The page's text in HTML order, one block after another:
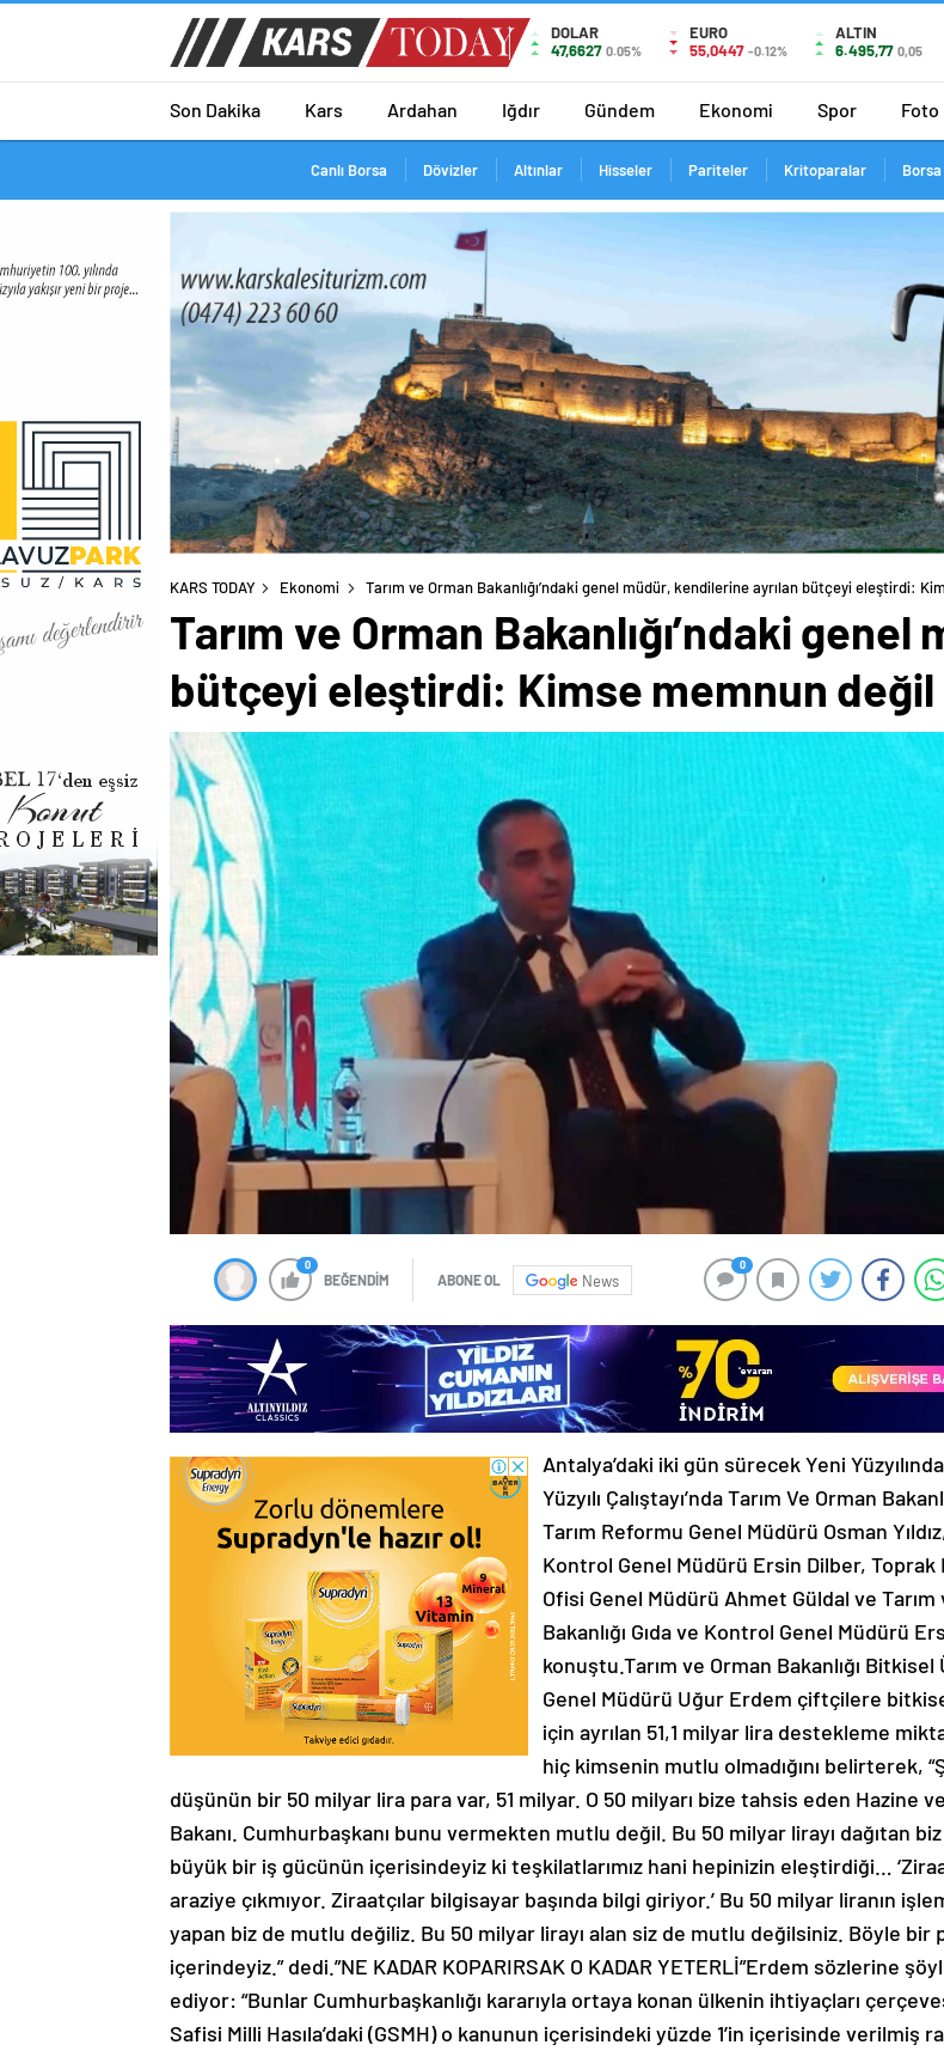
DOLAR
47,6627 0.05%
EURO
55,0447 -0.12%
ALTIN
6.495,77 0,05
Son Dakika Kars Ardahan Iğdır Gündem Ekonomi Spor Foto
Canlı Borsa Dövizler Altınlar Hisseler Pariteler Kritoparalar Borsa
KARS TODAY Ekonomi Tarım ve Orman Bakanlığı’ndaki genel müdür, kendilerine ayrılan bütçeyi eleştirdi:
Tarım ve Orman Bakanlığı’ndaki
bütçeyi eleştirdi: Kimse memnun değil
0
BEĞENDİM ABONE OL News
0
Antalya’daki iki gün sürecek Yeni
Yüzyılı Çalıştayı’nda Tarım Ve Orman
Tarım Reformu Genel Müdürü Osman
Kontrol Genel Müdürü Ersin Dilber, Toprak
Ofisi Genel Müdürü Ahmet Güldal ve Tarım
Bakanlığı Gıda ve Kontrol Genel Müdürü
konuştu.Tarım ve Orman Bakanlığı
Genel Müdürü Uğur Erdem çiftçilere
için ayrılan 51,1 milyar lira destekleme
hiç kimsenin mutlu olmadığını belirterek,
düşünün bir 50 milyar lira para var, 51 milyar. O 50 milyarı bize tahsis eden Hazine
Bakanı. Cumhurbaşkanı bunu vermekten mutlu değil. Bu 50 milyar lirayı dağıtan
büyük bir iş gücünün içerisindeyiz ki teşkilatlarımız hani hepinizin eleştirdiği…
araziye çıkmıyor. Ziraatçılar bilgisayar başında bilgi giriyor.’ Bu 50 milyar liranın
yapan biz de mutlu değiliz. Bu 50 milyar lirayı alan siz de mutlu değilsiniz. Böyle bir
içerindeyiz.” dedi.”NE KADAR KOPARIRSAK O KADAR YETERLİ”Erdem sözlerine
ediyor: “Bunlar Cumhurbaşkanlığı kararıyla ortaya konan ülkenin ihtiyaçları
Safisi Milli Hasıla’daki (GSMH) o kanunun içerisindeki yüzde 1’in içerisinde verilmiş